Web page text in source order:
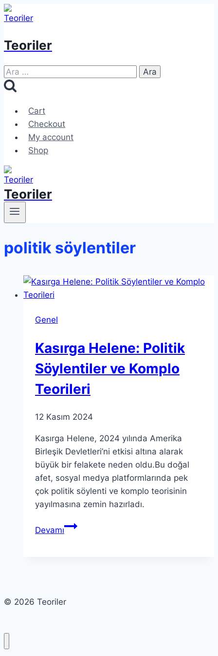
Skip
to
Teoriler
Arama:
Cart
Checkout
My account
Shop
Teoriler
politik söylentiler
Genel
Kasırga Helene: Politik
Söylentiler ve Komplo
Teorileri
12 Kasım 2024
Kasırga Helene, 2024 yılında Amerika
Birleşik Devletleri’ni etkisi altına alarak
büyük bir felakete neden oldu.Bu doğal
afet, sosyal medya platformlarında pek
çok politik söylenti ve komplo teorisinin
yayılmasına zemin hazırladı.
DevamıKasırga
Teorileri
© 2026 Teoriler